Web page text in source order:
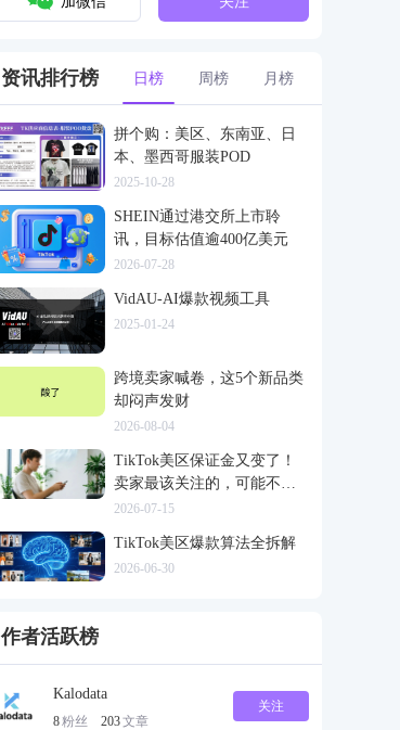
资讯排行榜 日榜 周榜 月榜
拼个购：美区、东南亚、日
本、墨西哥服装POD
2025-10-28
SHEIN通过港交所上市聆
讯，目标估值逾400亿美元
2026-07-28
VidAU-AI爆款视频工具
2025-01-24
跨境卖家喊卷，这5个新品类
却闷声发财
2026-08-04
TikTok美区保证金又变了！
卖家最该关注的，可能不是
多交钱
2026-07-15
TikTok美区爆款算法全拆解
2026-06-30
作者活跃榜
Kalodata
8粉丝 203文章
关注